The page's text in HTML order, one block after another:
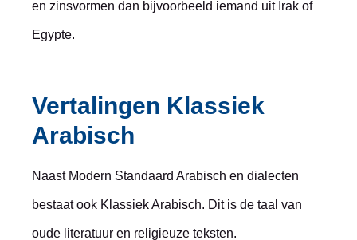
en zinsvormen dan bijvoorbeeld iemand uit Irak of
Egypte.
Vertalingen Klassiek
Arabisch
Naast Modern Standaard Arabisch en dialecten
bestaat ook Klassiek Arabisch. Dit is de taal van
oude literatuur en religieuze teksten.